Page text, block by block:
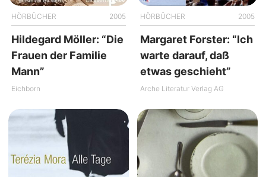
HÖRBÜCHER 2005
Hildegard Möller: “Die
Frauen der Familie
Mann”
Eichborn
HÖRBÜCHER 2005
Margaret Forster: “Ich
warte darauf, daß
etwas geschieht”
Arche Literatur Verlag AG